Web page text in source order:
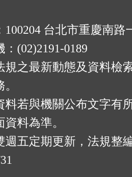
台北市重慶南路
(02)2191-0189
規之最新動態及資料檢
料若與機關公布文字有
料為準。
週五定期更新，法規整